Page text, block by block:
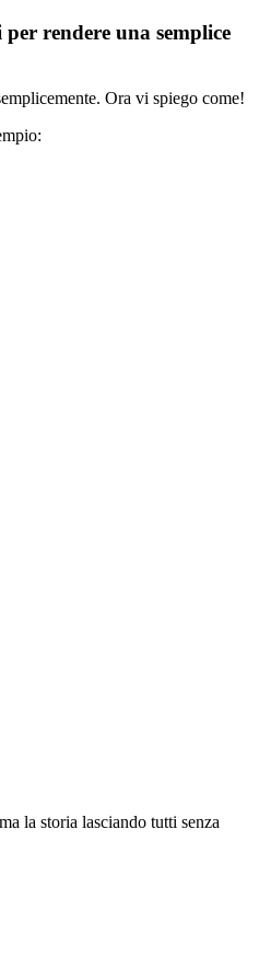
per rendere una semplice
Ora vi spiego come!
la storia lasciando tutti senza